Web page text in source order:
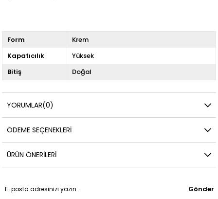
Form
Krem
Kapatıcılık
Yüksek
Bitiş
Doğal
YORUMLAR(0)
ÖDEME SEÇENEKLERI
ÜRÜN ÖNERILERI
Gönder